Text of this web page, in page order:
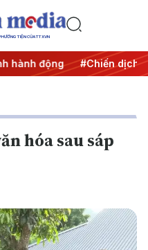
TIỆN CỦA TTXVN
#Chiến dịch 500
hóa sau sáp